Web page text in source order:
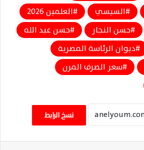
السيسي
العلمين 2026
حسن النجار
حسن عبد الله
ديوان الرئاسة المصرية
سعر الصرف المرن
نسخ الرابط